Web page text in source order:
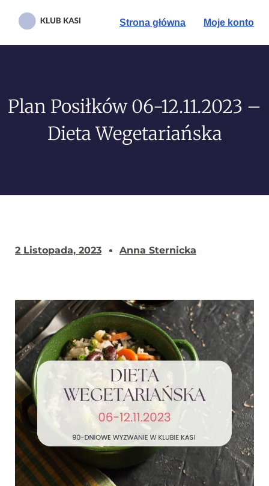
Strona główna Moje konto
Plan Posiłków 06-12.11.2023 –
Dieta Wegetariańska
2 Listopada, 2023 Anna Sternicka